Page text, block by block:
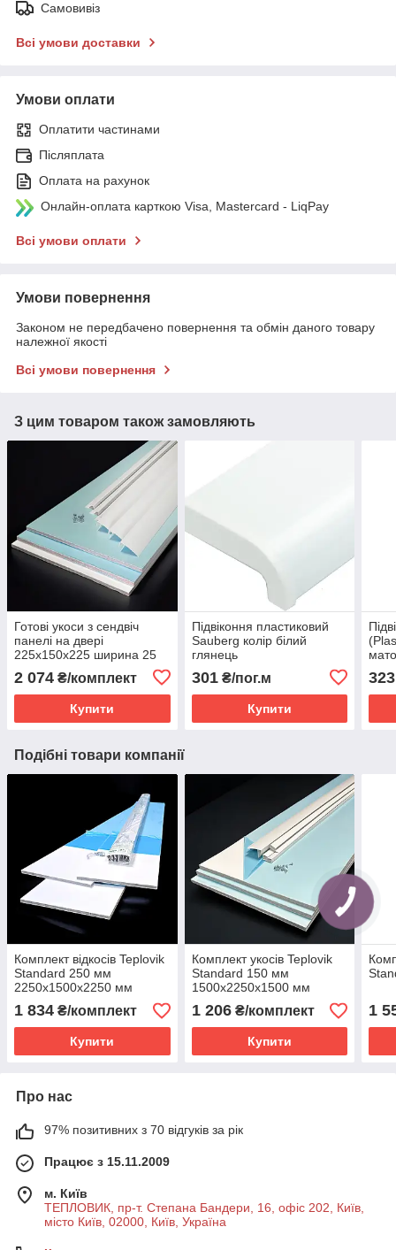
Самовивіз
Всі умови доставки
Умови оплати
Оплатити частинами
Післяплата
Оплата на рахунок
Онлайн-оплата карткою Visa, Mastercard - LiqPay
Всі умови оплати
Умови повернення
Законом не передбачено повернення та обмін даного товару
належної якості
Всі умови повернення
З цим товаром також замовляють
Готові укоси з сендвіч
панелі на двері
225х150х225 ширина 25
2 074 ₴/комплект
Купити
Підвіконня пластиковий
Sauberg колір білий
глянець
301₴/пог.м
Купити
323
Подібні товари компанії
Комплект відкосів Teplovik
Standard 250 мм
2250х1500х2250 мм
1 834 ₴/комплект
Купити
Комплект укосів Teplovik
Standard 150 мм
1500х2250х1500 мм
1 206₴/комплект
Купити
1
Про нас
97% позитивних з 70 відгуків за рік
Працює з 15.11.2009
м. Київ
ТЕПЛОВИК, пр-т. Степана Бандери, 16, офіс 202, Київ,
місто Київ, 02000, Київ, Україна